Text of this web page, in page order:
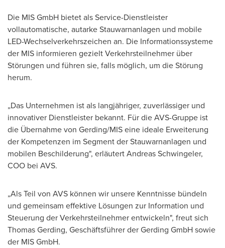
Die MIS GmbH bietet als Service-Dienstleister
vollautomatische, autarke Stauwarnanlagen und mobile
LED-Wechselverkehrszeichen an. Die Informationssysteme
der MIS informieren gezielt Verkehrsteilnehmer über
Störungen und führen sie, falls möglich, um die Störung
herum.
„Das Unternehmen ist als langjähriger, zuverlässiger und
innovativer Dienstleister bekannt. Für die AVS-Gruppe ist
die Übernahme von Gerding/MIS eine ideale Erweiterung
der Kompetenzen im Segment der Stauwarnanlagen und
mobilen Beschilderung", erläutert Andreas Schwingeler,
COO bei AVS.
„Als Teil von AVS können wir unsere Kenntnisse bündeln
und gemeinsam effektive Lösungen zur Information und
Steuerung der Verkehrsteilnehmer entwickeln", freut sich
Thomas Gerding, Geschäftsführer der Gerding GmbH sowie
der MIS GmbH.